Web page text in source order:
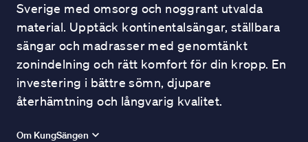
Sverige med omsorg och noggrant utvalda
material. Upptäck kontinentalsängar, ställbara
sängar och madrasser med genomtänkt
zonindelning och rätt komfort för din kropp. En
investering i bättre sömn, djupare
återhämtning och långvarig kvalitet.
Om KungSängen